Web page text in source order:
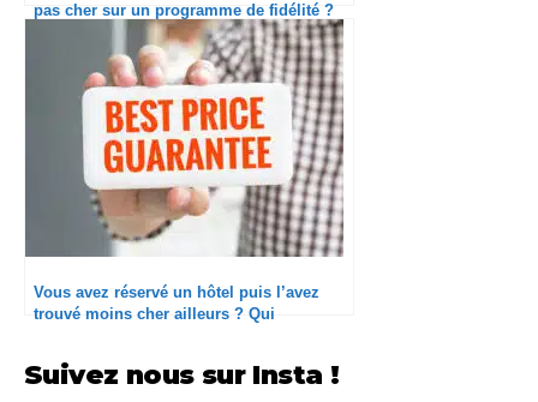
pas cher sur un programme de fidélité ?
Vous avez réservé un hôtel puis l’avez
trouvé moins cher ailleurs ? Qui
Suivez nous sur Insta !